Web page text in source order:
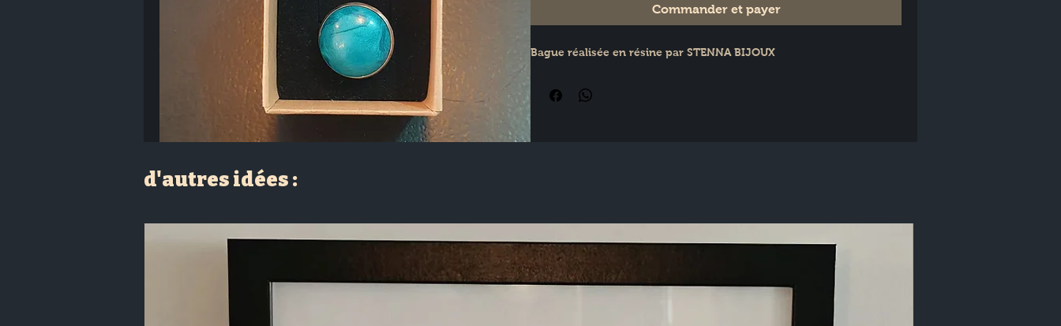
Commander et payer
Bague réalisée en résine par STENNA BIJOUX
d'autres idées :